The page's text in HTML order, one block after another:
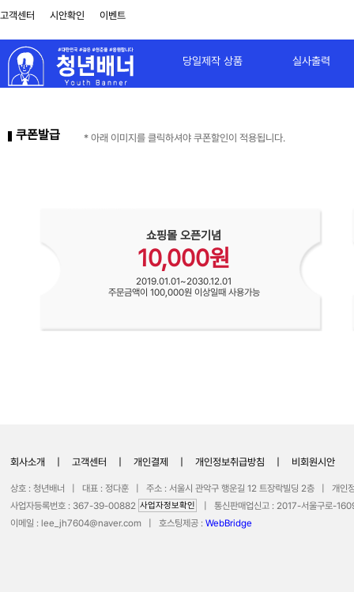
고객센터 시안확인 이벤트
당일제작 상품 실사출력
쿠폰발급 * 아래 이미지를 클릭하셔야 쿠폰할인이 적용됩니다.
쇼핑몰 오픈기념
10,000원
2019.01.01~2030.12.01
주문금액이 100,000원 이상일때 사용가능
회사소개 고객센터 개인결제 개인정보취급방침 비회원시안
상호 : 청년배너 | 대표 : 정다훈 | 주소 : 서울시 관악구 행운길 12 트장락빌딩 2층 | 개인정
사업자등록번호 : 367-39-00882 사업자정보확인
| 통신판매업신고 : 2017-서울구로-
이메일 : lee_jh7604@naver.com | 호스팅제공 : WebBridge